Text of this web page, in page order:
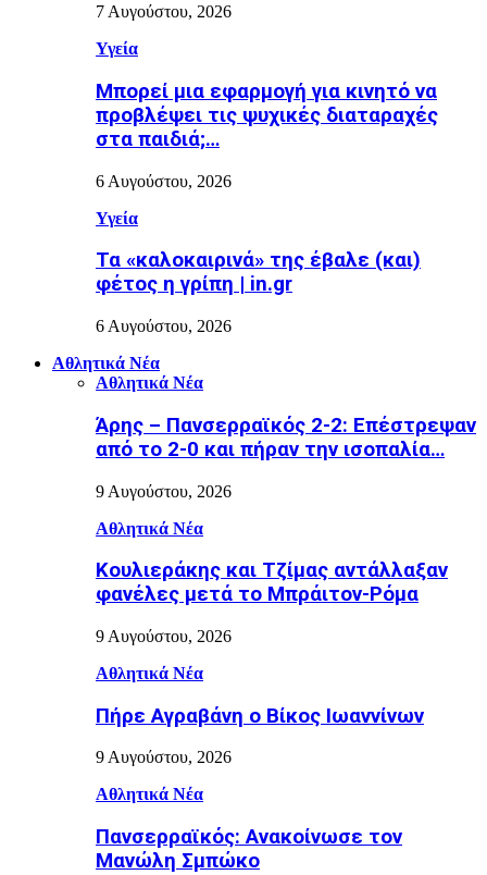
7 Αυγούστου, 2026
Υγεία
Μπορεί μια εφαρμογή για κινητό να
προβλέψει τις ψυχικές διαταραχές
στα παιδιά;…
6 Αυγούστου, 2026
Υγεία
Τα «καλοκαιρινά» της έβαλε (και)
φέτος η γρίπη | in.gr
6 Αυγούστου, 2026
Αθλητικά Νέα
Αθλητικά Νέα
Άρης – Πανσερραϊκός 2-2: Επέστρεψαν
από το 2-0 και πήραν την ισοπαλία…
9 Αυγούστου, 2026
Αθλητικά Νέα
Κουλιεράκης και Τζίμας αντάλλαξαν
φανέλες μετά το Μπράιτον-Ρόμα
9 Αυγούστου, 2026
Αθλητικά Νέα
Πήρε Αγραβάνη ο Βίκος Ιωαννίνων
9 Αυγούστου, 2026
Αθλητικά Νέα
Πανσερραϊκός: Ανακοίνωσε τον
Μανώλη Σμπώκο